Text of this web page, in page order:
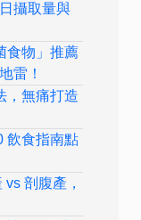
攝取量與
食物」推薦
雷！
，無痛打造
飲食指南點
剖腹產，